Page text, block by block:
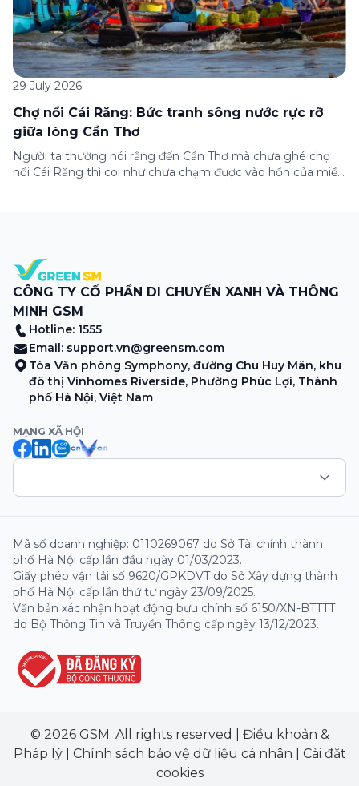
29 July 2026
Chợ nổi Cái Răng: Bức tranh sông nước rực rỡ
giữa lòng Cần Thơ
Người ta thường nói rằng đến Cần Thơ mà chưa ghé chợ
nổi Cái Răng thì coi như chưa chạm được vào hồn của miền
CÔNG TY CỔ PHẦN DI CHUYỂN XANH VÀ THÔNG
MINH GSM
Hotline: 1555
Email: support.vn@greensm.com
Tòa Văn phòng Symphony, đường Chu Huy Mân, khu
đô thị Vinhomes Riverside, Phường Phúc Lợi, Thành
phố Hà Nội, Việt Nam
MẠNG XÃ HỘI
Mã số doanh nghiệp: 0110269067 do Sở Tài chính thành
phố Hà Nội cấp lần đầu ngày 01/03/2023.
Giấy phép vận tải số 9620/GPKDVT do Sở Xây dựng thành
phố Hà Nội cấp lần thứ tư ngày 23/09/2025.
Văn bản xác nhận hoạt động bưu chính số 6150/XN-BTTTT
do Bộ Thông Tin và Truyền Thông cấp ngày 13/12/2023.
© 2026 GSM. All rights reserved
Điều khoản &
Pháp lý| Chính sách bảo vệ dữ liệu cá nhân
Cài đặt
cookies